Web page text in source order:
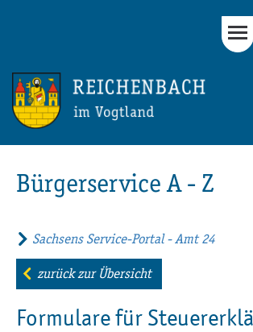
Bürgerservice A - Z
Sachsens Service-Portal - Amt 24
zurück zur Übersicht
Formulare für